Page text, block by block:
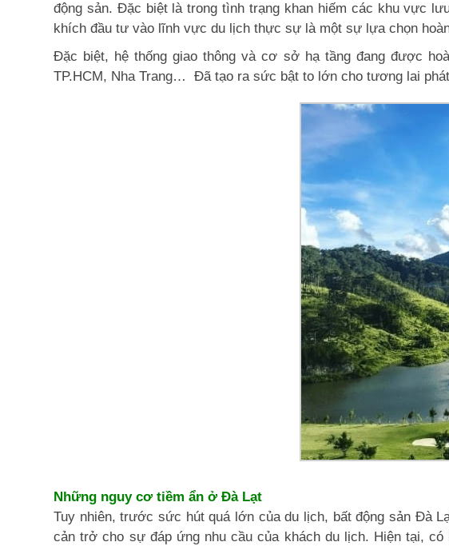
động sản. Đặc biệt là trong tình trạng khan hiếm các khu vực
khích đầu tư vào lĩnh vực du lịch thực sự là một sự lựa chọn
Đặc biệt, hệ thống giao thông và cơ sở hạ tầng đang được
TP.HCM, Nha Trang… Đã tạo ra sức bật to lớn cho tương lai
Những nguy cơ tiềm ẩn ở Đà Lạt
Tuy nhiên, trước sức hút quá lớn của du lịch, bất động sản Đà
cản trở cho sự đáp ứng nhu cầu của khách du lịch. Hiện tại,